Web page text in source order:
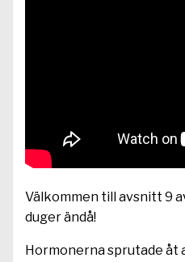
Välkommen till avsnitt 9
duger ändå!
Hormonerna sprutade åt